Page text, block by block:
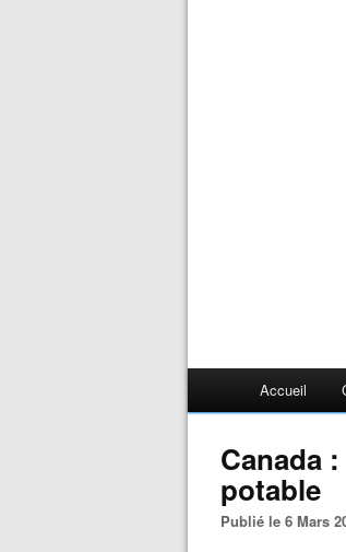
Accueil
Canada
potable
Publié le 6 Mars